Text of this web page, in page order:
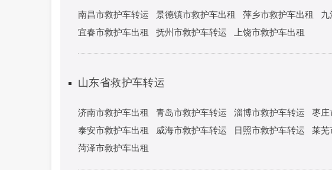
南昌市救护车转运 景德镇市救护车出租 萍乡市救护车出租 九
宜春市救护车出租
抚州市救护车转运 上饶市救护车出租
山东省救护车转运
济南市救护车出租 青岛市救护车转运 淄博市救护车转运 枣庄
泰安市救护车出租
威海市救护车转运 日照市救护车转运 莱芜
菏泽市救护车出租